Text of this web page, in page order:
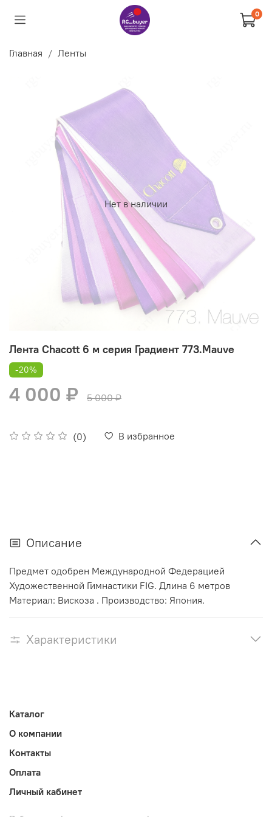
0
Главная Ленты
Нет в наличии
Лента Chacott 6 м серия Градиент 773.Mauve
(0) В избранное
-20%
4 000 ₽ 5 000 ₽
Описание
Предмет одобрен Международной Федерацией
Художественной Гимнастики FIG. Длина 6 метров
Материал: Вискоза . Производство: Япония.
Характеристики
Каталог
О компании
Контакты
Оплата
Личный кабинет